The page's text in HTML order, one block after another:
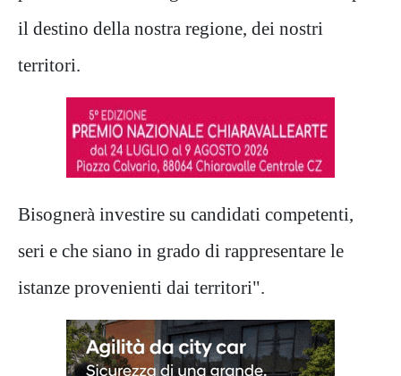
il destino della nostra regione, dei nostri
territori.
Bisognerà investire su candidati competenti,
seri e che siano in grado di rappresentare le
istanze provenienti dai territori".